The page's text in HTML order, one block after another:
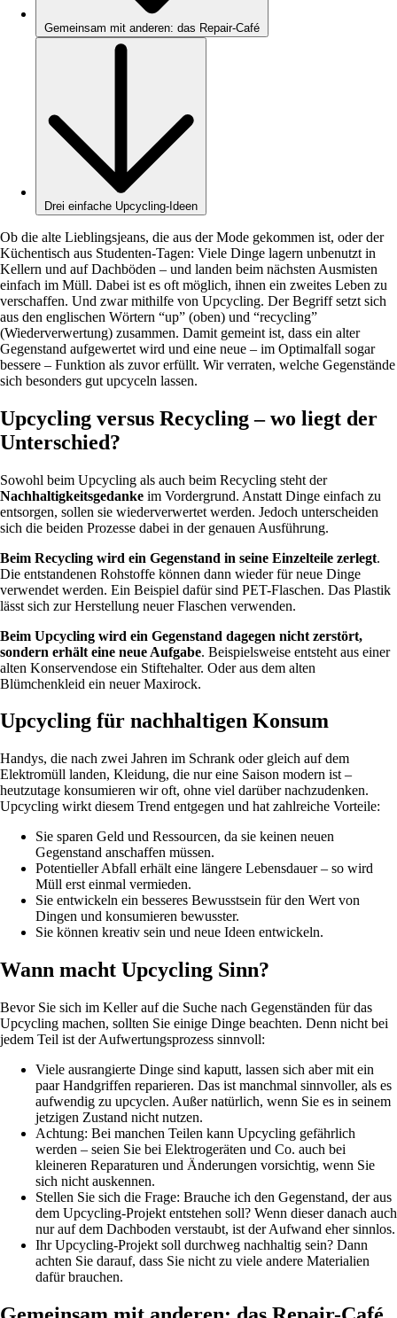
Gemeinsam mit anderen: das Repair-Café
Drei einfache Upcycling-Ideen
Ob die alte Lieblingsjeans, die aus der Mode gekommen ist, oder der
Küchentisch aus Studenten-Tagen: Viele Dinge lagern unbenutzt in
Kellern und auf Dachböden – und landen beim nächsten Ausmisten
einfach im Müll. Dabei ist es oft möglich, ihnen ein zweites Leben zu
verschaffen. Und zwar mithilfe von Upcycling. Der Begriff setzt sich
aus den englischen Wörtern “up” (oben) und “recycling”
(Wiederverwertung) zusammen. Damit gemeint ist, dass ein alter
Gegenstand aufgewertet wird und eine neue – im Optimalfall sogar
bessere – Funktion als zuvor erfüllt. Wir verraten, welche Gegenstände
sich besonders gut upcyceln lassen.
Upcycling versus Recycling – wo liegt der
Unterschied?
Sowohl beim Upcycling als auch beim Recycling steht der
Nachhaltigkeitsgedanke im Vordergrund. Anstatt Dinge einfach zu
entsorgen, sollen sie wiederverwertet werden. Jedoch unterscheiden
sich die beiden Prozesse dabei in der genauen Ausführung.
Beim Recycling wird ein Gegenstand in seine Einzelteile zerlegt.
Die entstandenen Rohstoffe können dann wieder für neue Dinge
verwendet werden. Ein Beispiel dafür sind PET-Flaschen. Das Plastik
lässt sich zur Herstellung neuer Flaschen verwenden.
Beim Upcycling wird ein Gegenstand dagegen nicht zerstört,
sondern erhält eine neue Aufgabe. Beispielsweise entsteht aus einer
alten Konservendose ein Stiftehalter. Oder aus dem alten
Blümchenkleid ein neuer Maxirock.
Upcycling für nachhaltigen Konsum
Handys, die nach zwei Jahren im Schrank oder gleich auf dem
Elektromüll landen, Kleidung, die nur eine Saison modern ist –
heutzutage konsumieren wir oft, ohne viel darüber nachzudenken.
Upcycling wirkt diesem Trend entgegen und hat zahlreiche Vorteile:
Sie sparen Geld und Ressourcen, da sie keinen neuen
Gegenstand anschaffen müssen.
Potentieller Abfall erhält eine längere Lebensdauer – so wird
Müll erst einmal vermieden.
Sie entwickeln ein besseres Bewusstsein für den Wert von
Dingen und konsumieren bewusster.
Sie können kreativ sein und neue Ideen entwickeln.
Wann macht Upcycling Sinn?
Bevor Sie sich im Keller auf die Suche nach Gegenständen für das
Upcycling machen, sollten Sie einige Dinge beachten. Denn nicht bei
jedem Teil ist der Aufwertungsprozess sinnvoll:
Viele ausrangierte Dinge sind kaputt, lassen sich aber mit ein
paar Handgriffen reparieren. Das ist manchmal sinnvoller, als es
aufwendig zu upcyclen. Außer natürlich, wenn Sie es in seinem
jetzigen Zustand nicht nutzen.
Achtung: Bei manchen Teilen kann Upcycling gefährlich
werden – seien Sie bei Elektrogeräten und Co. auch bei
kleineren Reparaturen und Änderungen vorsichtig, wenn Sie
sich nicht auskennen.
Stellen Sie sich die Frage: Brauche ich den Gegenstand, der aus
dem Upcycling-Projekt entstehen soll? Wenn dieser danach auch
nur auf dem Dachboden verstaubt, ist der Aufwand eher sinnlos.
Ihr Upcycling-Projekt soll durchweg nachhaltig sein? Dann
achten Sie darauf, dass Sie nicht zu viele andere Materialien
dafür brauchen.